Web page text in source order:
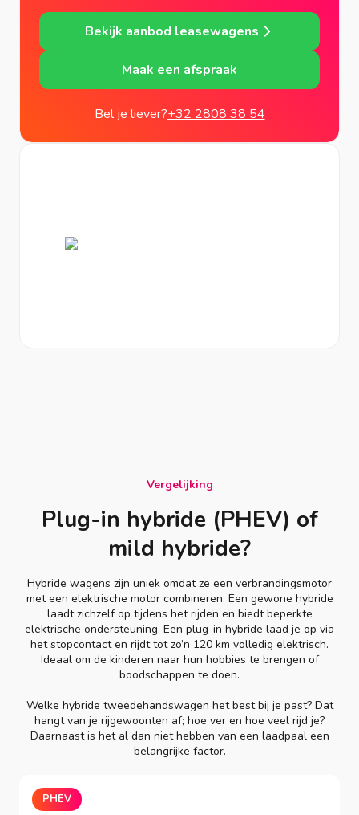
Bekijk aanbod leasewagens
Maak een afspraak
Bel je liever?+32 2808 38 54
Vergelijking
Plug-in hybride (PHEV) of
mild hybride?
Hybride wagens zijn uniek omdat ze een verbrandingsmotor
met een elektrische motor combineren. Een gewone hybride
laadt zichzelf op tijdens het rijden en biedt beperkte
elektrische ondersteuning. Een plug-in hybride laad je op via
het stopcontact en rijdt tot zo’n 120 km volledig elektrisch.
Ideaal om de kinderen naar hun hobbies te brengen of
boodschappen te doen.
Welke hybride tweedehandswagen het best bij je past? Dat
hangt van je rijgewoonten af; hoe ver en hoe veel rijd je?
Daarnaast is het al dan niet hebben van een laadpaal een
belangrijke factor.
PHEV